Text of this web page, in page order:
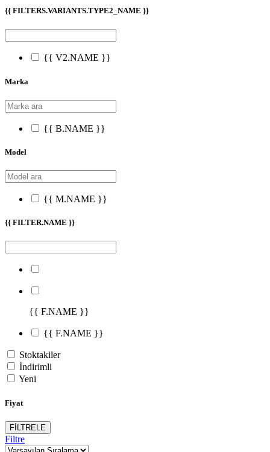
{{ FILTERS.VARIANTS.TYPE2_NAME }}
{{ V2.NAME }}
Marka
{{ B.NAME }}
Model
{{ M.NAME }}
{{ FILTER.NAME }}
{{ F.NAME }}
{{ F.NAME }}
Stoktakiler
İndirimli
Yeni
Fiyat
FİLTRELE
Filtre